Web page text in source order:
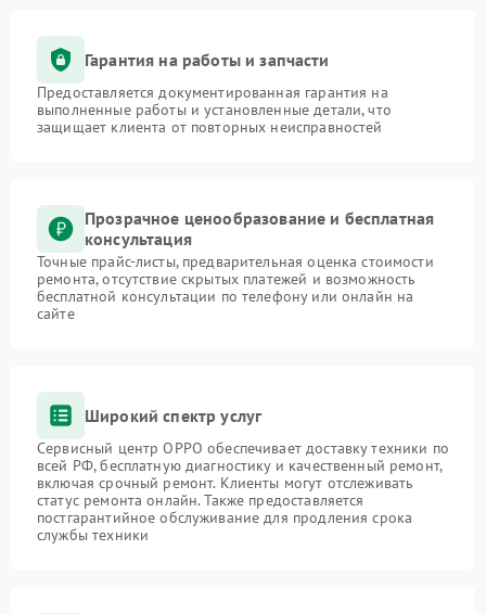
Гарантия на работы и запчасти
Предоставляется документированная гарантия на
выполненные работы и установленные детали, что
защищает клиента от повторных неисправностей
Прозрачное ценообразование и бесплатная
консультация
Точные прайс-листы, предварительная оценка стоимости
ремонта, отсутствие скрытых платежей и возможность
бесплатной консультации по телефону или онлайн на
сайте
Широкий спектр услуг
Сервисный центр OPPO обеспечивает доставку техники по
всей РФ, бесплатную диагностику и качественный ремонт,
включая срочный ремонт. Клиенты могут отслеживать
статус ремонта онлайн. Также предоставляется
постгарантийное обслуживание для продления срока
службы техники